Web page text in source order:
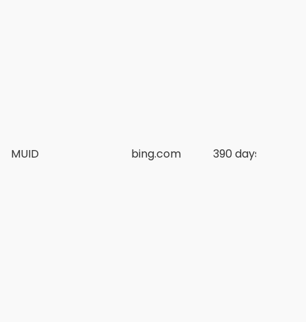
MUID bing.com 390 days